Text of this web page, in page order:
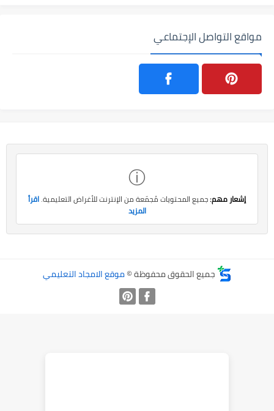
مواقع التواصل الإجتماعي
ⓘ
إشعار مهم:جميع المحتويات مُجمّعة من الإنترنت للأغراض التعليمية.اقرأ
المزيد
جميع الحقوق محفوظة ©موقع الامجاد التعليمي